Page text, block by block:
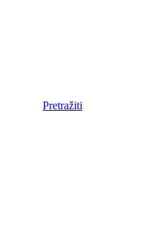
Pretražiti